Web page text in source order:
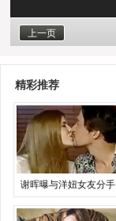
上一页
精彩推荐
谢晖曝与洋妞女友分手